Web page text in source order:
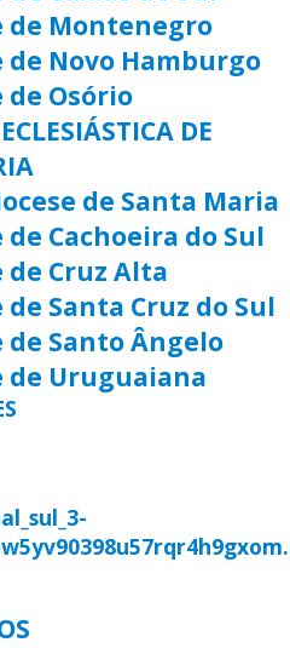
de Montenegro
de Novo Hamburgo
de Osório
DE
de Santa Maria
de Cachoeira do Sul
de Cruz Alta
de Santa Cruz do Sul
de Santo Ângelo
de Uruguaiana